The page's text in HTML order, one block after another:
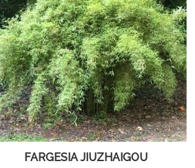
FARGESIA JIUZHAIGOU